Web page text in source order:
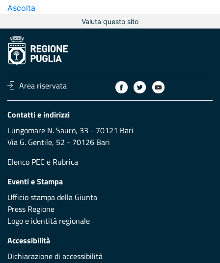
Ascolta
Valuta questo sito
Area riservata
Contatti e indirizzi
Lungomare N. Sauro, 33 - 70121 Bari
Via G. Gentile, 52 - 70126 Bari
Elenco PEC e Rubrica
Eventi e Stampa
Ufficio stampa della Giunta
Press Regione
Logo e identità regionale
Accessibilità
Dichiarazione di accessibilità